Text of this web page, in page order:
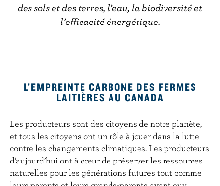
des sols et des terres, l’eau, la biodiversité et
l’efficacité énergétique.
L’EMPREINTE CARBONE DES FERMES
LAITIÈRES AU CANADA
Les producteurs sont des citoyens de notre planète,
et tous les citoyens ont un rôle à jouer dans la lutte
contre les changements climatiques. Les producteurs
d’aujourd’hui ont à cœur de préserver les ressources
naturelles pour les générations futures tout comme